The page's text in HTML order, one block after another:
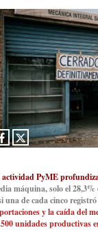
PyME
máquina, solo el
una de cada cinco
y la caída del
unidades productivas